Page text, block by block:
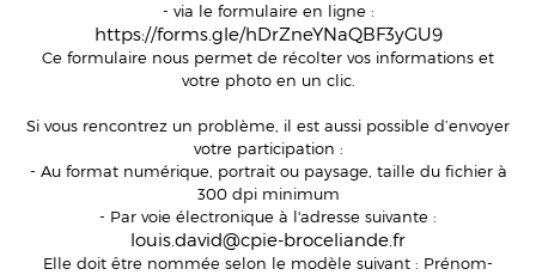
- via le formulaire en ligne :
https://forms.gle/hDrZneYNaQBF3yGU9
Ce formulaire nous permet de récolter vos informations et
votre photo en un clic.
Si vous rencontrez un problème, il est aussi possible d’envoyer
votre participation :
- Au format numérique, portrait ou paysage, taille du fichier à
300 dpi minimum
- Par voie électronique à l'adresse suivante :
louis.david@cpie-broceliande.fr
Elle doit être nommée selon le modèle suivant : Prénom-